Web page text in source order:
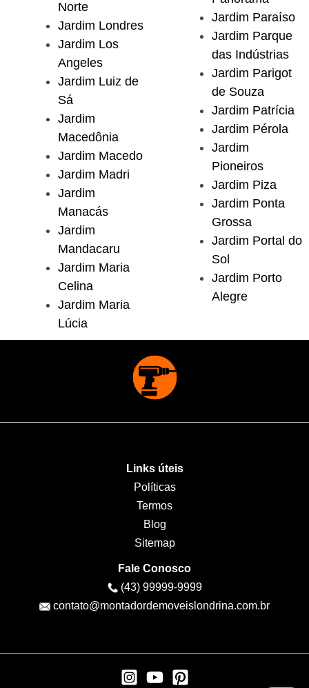
Norte
Jardim Londres
Jardim Los
Angeles
Jardim Luiz de
Sá
Jardim
Macedônia
Jardim Macedo
Jardim Madri
Jardim
Manacás
Jardim
Mandacaru
Jardim Maria
Celina
Jardim Maria
Lúcia
Jardim Paraíso
Jardim Parque
das Indústrias
Jardim Parigot
de Souza
Jardim Patrícia
Jardim Pérola
Jardim
Pioneiros
Jardim Piza
Jardim Ponta
Grossa
Jardim Portal do
Sol
Jardim Porto
Alegre
Links úteis
Políticas
Termos
Blog
Sitemap
Fale Conosco
(43) 99999-9999
contato@montadordemoveislondrina.com.br